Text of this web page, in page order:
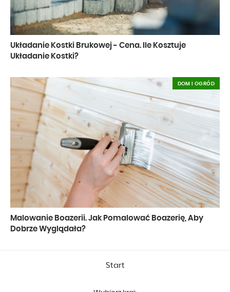
Układanie Kostki Brukowej - Cena. Ile Kosztuje
Układanie Kostki?
Malowanie Boazerii. Jak Pomalować Boazerię, Aby
Dobrze Wyglądała?
DOM I OGRÓD
Start